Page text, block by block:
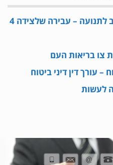
הפרעה לתנועה או עיכוב לתנועה – עבירה שלצידה 4
– עורך דין דיני ביטוח
לעשות